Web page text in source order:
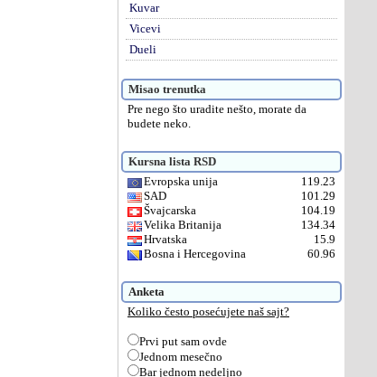
Kuvar
Vicevi
Dueli
Misao trenutka
Pre nego što uradite nešto, morate da
budete neko.
Kursna lista RSD
Evropska unija
119.23
SAD
101.29
Švajcarska
104.19
Velika Britanija
134.34
Hrvatska
15.9
Bosna i Hercegovina
60.96
Anketa
Koliko često posećujete naš sajt?
Prvi put sam ovde
Jednom mesečno
Bar jednom nedeljno